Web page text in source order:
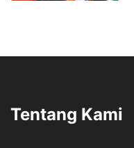
Tentang Kami